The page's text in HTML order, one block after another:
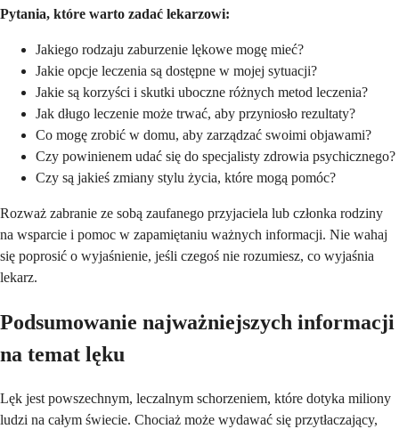
Pytania, które warto zadać lekarzowi:
Jakiego rodzaju zaburzenie lękowe mogę mieć?
Jakie opcje leczenia są dostępne w mojej sytuacji?
Jakie są korzyści i skutki uboczne różnych metod leczenia?
Jak długo leczenie może trwać, aby przyniosło rezultaty?
Co mogę zrobić w domu, aby zarządzać swoimi objawami?
Czy powinienem udać się do specjalisty zdrowia psychicznego?
Czy są jakieś zmiany stylu życia, które mogą pomóc?
Rozważ zabranie ze sobą zaufanego przyjaciela lub członka rodziny
na wsparcie i pomoc w zapamiętaniu ważnych informacji. Nie wahaj
się poprosić o wyjaśnienie, jeśli czegoś nie rozumiesz, co wyjaśnia
lekarz.
Podsumowanie najważniejszych informacji
na temat lęku
Lęk jest powszechnym, leczalnym schorzeniem, które dotyka miliony
ludzi na całym świecie. Chociaż może wydawać się przytłaczający,